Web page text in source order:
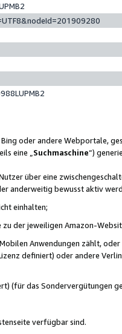
oder andere Webportale,
eine „ Suchmaschine“)
über eine
anderweitig bewusst aktiv
einhalten;
der jeweiligen Amazon-
Anwendungen zählt,
definiert) oder andere
(für das Sondervergütungen
verfügbar sind.